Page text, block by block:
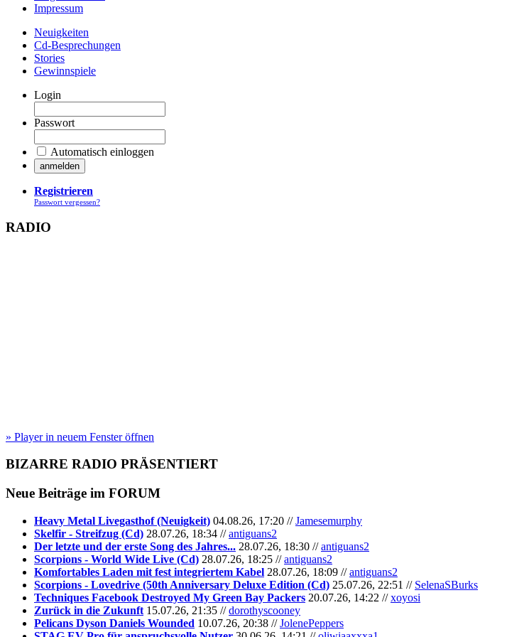
Impressum
Neuigkeiten
Cd-Besprechungen
Stories
Gewinnspiele
Login
Passwort
Automatisch einloggen
Registrieren
Passwort vergessen?
RADIO
» Player in neuem Fenster öffnen
BIZARRE RADIO PRÄSENTIERT
Neue Beiträge im FORUM
Heavy Metal Livegasthof (Neuigkeit) 04.08.26, 17:20 //Jamesemurphy
Skelfir - Streifzug (Cd) 28.07.26, 18:34 //antiguans2
Der letzte und der erste Song des Jahres... 28.07.26, 18:30 //antiguans2
Scorpions - World Wide Live (Cd) 28.07.26, 18:25 //antiguans2
Komfortables Laden mit fest integriertem Kabel 28.07.26, 18:09 //antiguans2
Scorpions - Lovedrive (50th Anniversary Deluxe Edition (Cd) 25.07.26, 22:51 // SelenaSBurks
Techniques Facebook Destroyed My Green Bay Packers 20.07.26, 14:22 //xoyosi
Zurück in die Zukunft 15.07.26, 21:35 //dorothyscooney
Pelicans Dyson Daniels Wounded 10.07.26, 20:38 //JolenePeppers